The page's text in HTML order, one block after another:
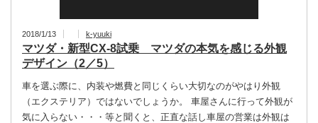
2018/1/13 k-yuuki
マツダ・新型CX-8試乗 マツダの本気を感じる外観
デザイン（2／5）
車を選ぶ際に、内装や燃費と同じくらい大切なのがやはり外観
（エクステリア）ではないでしょうか。 車屋さんに行って外観が
気に入らない・・・等と聞くと、正直な話し車屋の営業は外観は